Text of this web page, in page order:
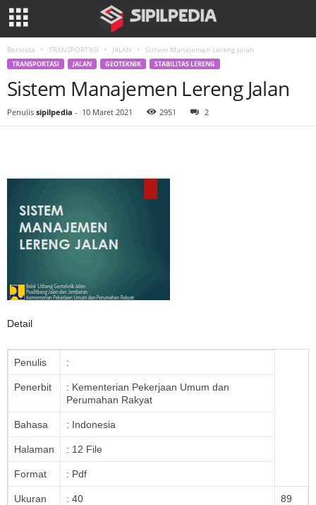
Beranda TRANSPORTASI JALAN Sistem Manajemen Lereng Jalan
TRANSPORTASI JALAN GEOTEKNIK STABILITAS LERENG
Sistem Manajemen Lereng Jalan
Penulis sipilpedia - 10 Maret 2021 2951 2
Detail
Penulis :
Penerbit
: Kementerian Pekerjaan Umum dan
Perumahan Rakyat
Bahasa : Indonesia
Halaman : 12 File
Format : Pdf
Ukuran : 40
89